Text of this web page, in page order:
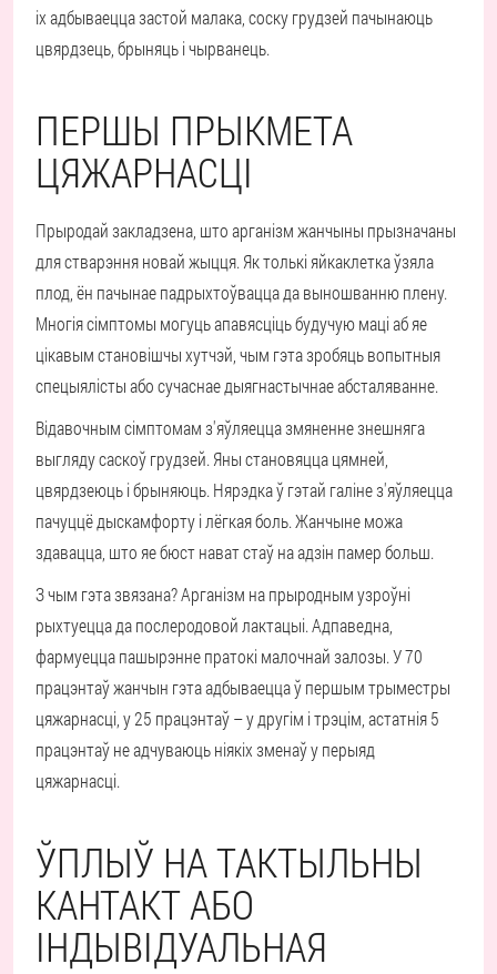
іх адбываецца застой малака, соску грудзей пачынаюць
цвярдзець, брыняць і чырванець.
ПЕРШЫ ПРЫКМЕТА
ЦЯЖАРНАСЦІ
Прыродай закладзена, што арганізм жанчыны прызначаны
для стварэння новай жыцця. Як толькі яйкаклетка ўзяла
плод, ён пачынае падрыхтоўвацца да выношванню плену.
Многія сімптомы могуць апавясціць будучую маці аб яе
цікавым становішчы хутчэй, чым гэта зробяць вопытныя
спецыялісты або сучаснае дыягнастычнае абсталяванне.
Відавочным сімптомам з'яўляецца змяненне знешняга
выгляду саскоў грудзей. Яны становяцца цямней,
цвярдзеюць і брыняюць. Нярэдка ў гэтай галіне з'яўляецца
пачуццё дыскамфорту і лёгкая боль. Жанчыне можа
здавацца, што яе бюст нават стаў на адзін памер больш.
З чым гэта звязана? Арганізм на прыродным узроўні
рыхтуецца да послеродовой лактацыі. Адпаведна,
фармуецца пашырэнне пратокі малочнай залозы. У 70
працэнтаў жанчын гэта адбываецца ў першым трыместры
цяжарнасці, у 25 працэнтаў – у другім і трэцім, астатнія 5
працэнтаў не адчуваюць ніякіх зменаў у перыяд
цяжарнасці.
ЎПЛЫЎ НА ТАКТЫЛЬНЫ
КАНТАКТ АБО
ІНДЫВІДУАЛЬНАЯ